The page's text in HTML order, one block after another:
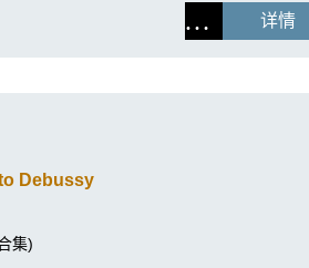
详情
Debussy
集)